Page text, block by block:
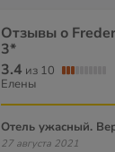
Отзывы о
3*
3.4 из 10
Елены
Отель ужасный.
27 августа 2021